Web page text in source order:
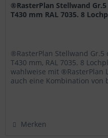
®RasterPlan Stellwand
T430 mm RAL 7035. 8
®RasterPlan Stellwand Gr.5
T430 mm, RAL 7035. 8
wahlweise mit ®RasterPlan
auch eine Kombination von
Merken